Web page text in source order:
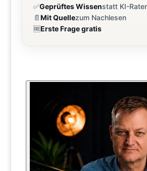
✅Geprüftes Wissenstatt KI-
📄Mit Quellezum Nachlesen
🆓Erste Frage gratis